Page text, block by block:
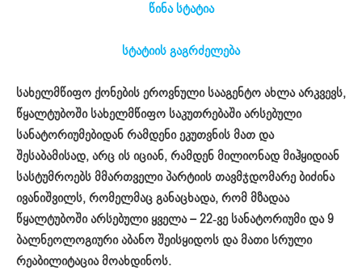
წინა სტატია
სტატიის გაგრძელება
სახელმწიფო ქონების ეროვნული სააგენტო ახლა არკვევს,
წყალტუბოში სახელმწიფო საკუთრებაში არსებული
სანატორიუმებიდანრამდენი ეკუთვნის მათ და
შესაბამისად, არც ის იციან, რამდენ მილიონად მიჰყიდიან
სასტუმროებს მმართველი პარტიის თავმჯდომარე ბიძინა
ივანიშვილს, რომელმაც განაცხადა, რომ მზადაა
წყალტუბოში არსებული ყველა – 22-ვე სანატორიუმი და 9
ბალნეოლოგიური აბანო შეისყიდოს და მათი სრული
რეაბილიტაცია მოახდინოს.